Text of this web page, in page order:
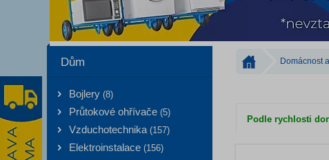
Domácnost
Podle rychlosti
Dům
Bojlery (8)
Průtokové ohřívače (5)
Vzduchotechnika (157)
Elektroinstalace (156)